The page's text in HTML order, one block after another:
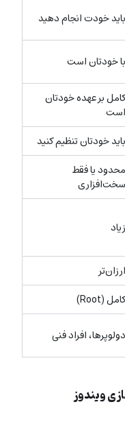
باید خودت انجام دهید
با خودتان است
کامل بر عهده خودتان
است
باید خودتان تنظیم کنید
محدود یا فقط
سخت‌افزاری
زیاد
ارزان‌تر
کامل (Root)
دولوپرها، افراد فنی
ویندوز